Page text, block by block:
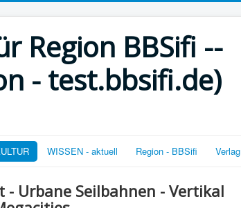
Region BBSifi --
- test.bbsifi.de)
WISSEN - aktuell Region - BBSifi Verlag
Urbane Seilbahnen - Vertikal